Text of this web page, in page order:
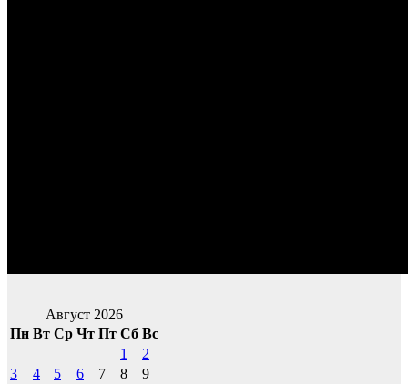
Август 2026
Пн Вт Ср Чт Пт Сб Вс
1
2
3
4 5 6 7 8
9